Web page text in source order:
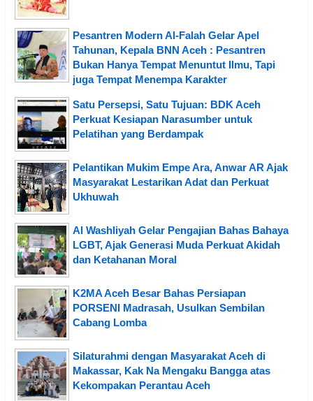
Pesantren Modern Al-Falah Gelar Apel
Tahunan, Kepala BNN Aceh : Pesantren
Bukan Hanya Tempat Menuntut Ilmu, Tapi
juga Tempat Menempa Karakter
Satu Persepsi, Satu Tujuan: BDK Aceh
Perkuat Kesiapan Narasumber untuk
Pelatihan yang Berdampak
Pelantikan Mukim Empe Ara, Anwar AR Ajak
Masyarakat Lestarikan Adat dan Perkuat
Ukhuwah
Al Washliyah Gelar Pengajian Bahas Bahaya
LGBT, Ajak Generasi Muda Perkuat Akidah
dan Ketahanan Moral
K2MA Aceh Besar Bahas Persiapan
PORSENI Madrasah, Usulkan Sembilan
Cabang Lomba
Silaturahmi dengan Masyarakat Aceh di
Makassar, Kak Na Mengaku Bangga atas
Kekompakan Perantau Aceh